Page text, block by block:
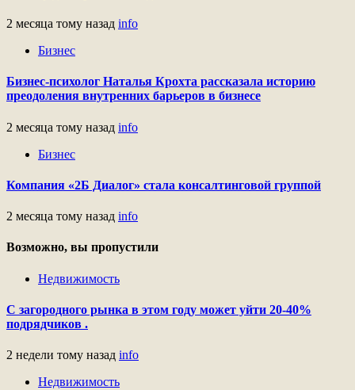
2 месяца тому назад info
Бизнес
Бизнес-психолог Наталья Крохта рассказала историю
преодоления внутренних барьеров в бизнесе
2 месяца тому назад info
Бизнес
Компания «2Б Диалог» стала консалтинговой группой
2 месяца тому назад info
Возможно, вы пропустили
Недвижимость
С загородного рынка в этом году может уйти 20-40%
подрядчиков .
2 недели тому назад info
Недвижимость